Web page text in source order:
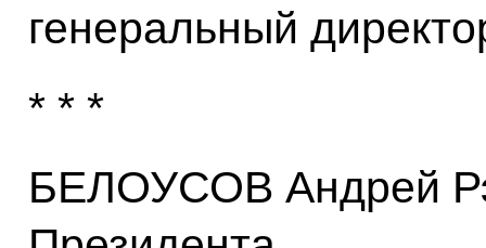
генеральный
* * *
БЕЛОУСОВ Андрей